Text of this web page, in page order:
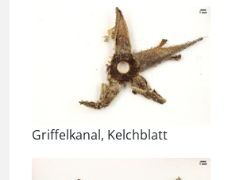
Griffelkanal, Kelchblatt